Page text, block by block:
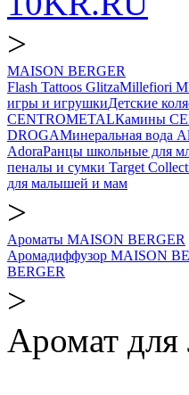
>
MAISON BERGER
Flash Tattoos GlitzaMillefiori
игры и игрушкиДетские
CENTROMETALКамины
DROGAМинеральная вода
AdoraРанцы школьные для
пеналы и сумки Target
для малышей и мам
>
Ароматы MAISON BERGER
Аромадиффузор MAISON
BERGER
>
Аромат